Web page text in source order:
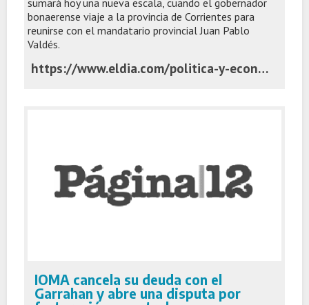
sumará hoy una nueva escala, cuando el gobernador
bonaerense viaje a la provincia de Corrientes para
reunirse con el mandatario provincial Juan Pablo
Valdés.
https://www.eldia.com/politica-y-economia/el-gobernador-viaja-a-corrientes-se-reune-con-valdes-y-presenta-su-libro-politica-y-economia_1780466398
IOMA cancela su deuda con el
Garrahan y abre una disputa por